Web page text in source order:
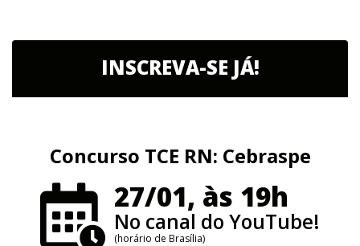
INSCREVA-SE JÁ!
Concurso TCE RN: Cebraspe
27/01, às 19h
No canal do YouTube!
(horário de Brasília)